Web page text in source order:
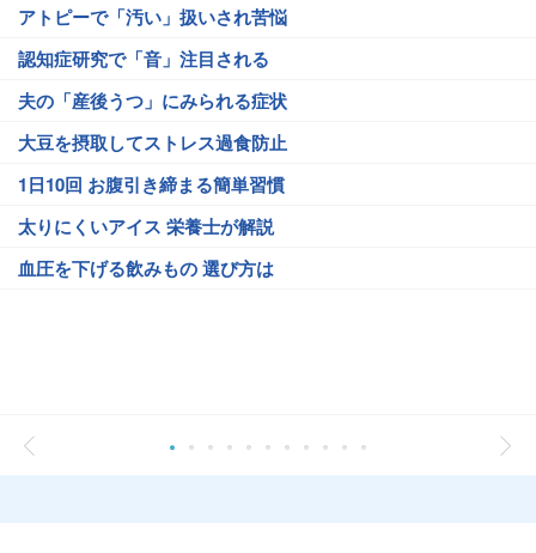
アトピーで「汚い」扱いされ苦悩
認知症研究で「音」注目される
夫の「産後うつ」にみられる症状
大豆を摂取してストレス過食防止
1日10回 お腹引き締まる簡単習慣
太りにくいアイス 栄養士が解説
血圧を下げる飲みもの 選び方は